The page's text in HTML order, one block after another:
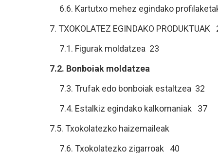
6.6. Kartutxo mehez egindako
7. TXOKOLATEZ EGINDAKO PRODUKTUAK
7.1. Figurak moldatzea 23
7.2. Bonboiak moldatzea
7.3. Trufak edo bonboiak estaltzea 32
7.4. Estalkiz egindako kalkomaniak 37
7.5. Txokolatezko haizemaileak
7.6. Txokolatezko zigarroak 40